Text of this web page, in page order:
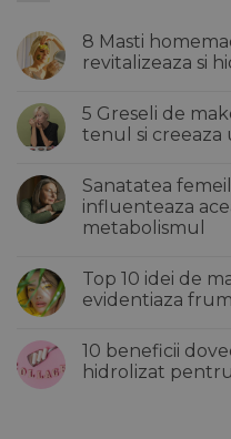
8 Masti
revitalizeaza si
la
8
Masti
vara
care
iti
revitalizeaza
tenul
5 Greseli de
tenul si creeaza
la
5
Greseli
de
care
imbatranesc
tenul
un
efect
incarcat
Sanatatea
influenteaza
metabolismul
la
Sanatatea
femeilor
Cum
influenteaza
aceasta
Top 10 idei de
evidentiaza
la
Top
10
10 beneficii
hidrolizat